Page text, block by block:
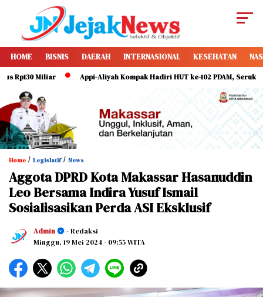
HOME BISNIS DAERAH INTERNASIONAL KESEHATAN
Miliar Appi-Aliyah Kompak Hadiri HUT ke-102 PDAM, Serukan
Home / Legislatif/ News
Aggota DPRD Kota Makassar Hasanuddin
Leo Bersama Indira Yusuf Ismail
Sosialisasikan Perda ASI Eksklusif
Admin
- Redaksi
Minggu, 19 Mei 2024- 09:55 WITA